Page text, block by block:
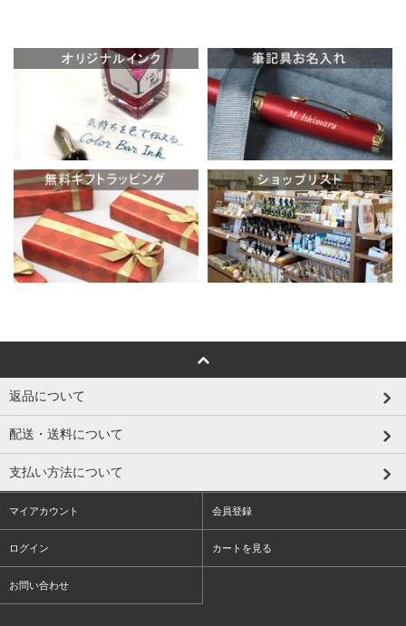
返品について
配送・送料について
支払い方法について
マイアカウント 会員登録
ログイン カートを見る
お問い合わせ